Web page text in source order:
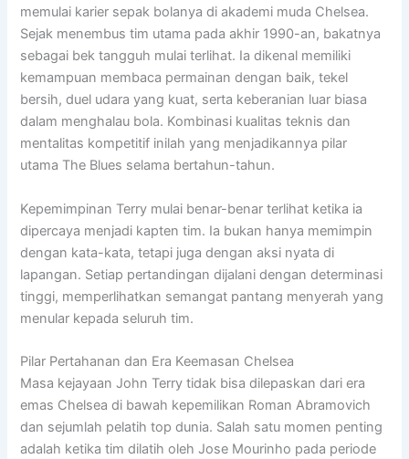
memulai karier sepak bolanya di akademi muda Chelsea.
Sejak menembus tim utama pada akhir 1990-an, bakatnya
sebagai bek tangguh mulai terlihat. Ia dikenal memiliki
kemampuan membaca permainan dengan baik, tekel
bersih, duel udara yang kuat, serta keberanian luar biasa
dalam menghalau bola. Kombinasi kualitas teknis dan
mentalitas kompetitif inilah yang menjadikannya pilar
utama The Blues selama bertahun-tahun.
Kepemimpinan Terry mulai benar-benar terlihat ketika ia
dipercaya menjadi kapten tim. Ia bukan hanya memimpin
dengan kata-kata, tetapi juga dengan aksi nyata di
lapangan. Setiap pertandingan dijalani dengan determinasi
tinggi, memperlihatkan semangat pantang menyerah yang
menular kepada seluruh tim.
Pilar Pertahanan dan Era Keemasan Chelsea
Masa kejayaan John Terry tidak bisa dilepaskan dari era
emas Chelsea di bawah kepemilikan Roman Abramovich
dan sejumlah pelatih top dunia. Salah satu momen penting
adalah ketika tim dilatih oleh Jose Mourinho pada periode